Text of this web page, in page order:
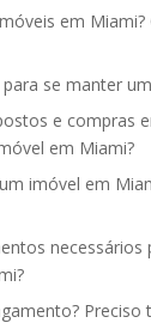
em Miami?
se manter
e compras
em Miami?
imóvel em
necessários
Preciso